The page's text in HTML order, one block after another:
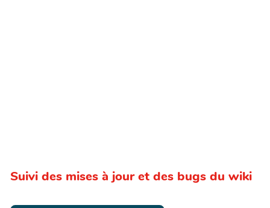
Suivi des mises à jour et des bugs du wiki